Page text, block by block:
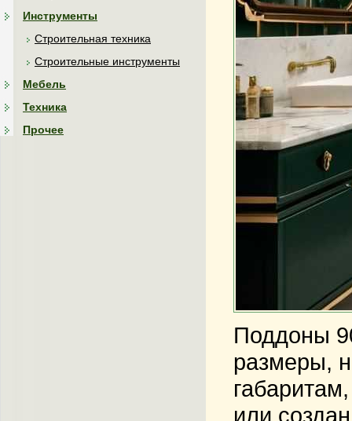
Инструменты
Строительная техника
Строительные инструменты
Мебель
Техника
Прочее
Поддоны
размеры,
или